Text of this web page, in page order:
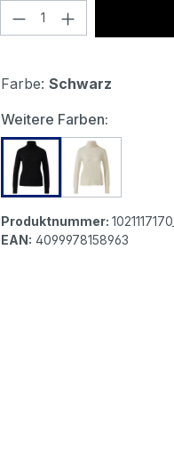
Produkt
Farbe: Schwarz
Weitere Farben:
s.Oliver Damen
s.Oliver
Produktnummer:
EAN: 4099978158963